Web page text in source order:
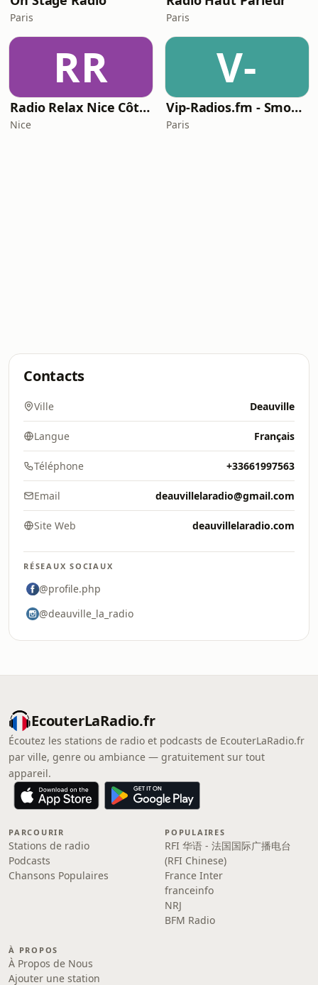
Paris Paris
RR
Radio Relax Nice Côte d'Azur
Nice
V-
Vip-Radios.fm - Smooth Jazz Lounge
Paris
Contacts
Ville Deauville
Langue Français
Téléphone +33661997563
Email deauvillelaradio@gmail.com
Site Web deauvillelaradio.com
RÉSEAUX SOCIAUX
@profile.php
@deauville_la_radio
EcouterLaRadio.fr
Écoutez les stations de radio et podcasts de EcouterLaRadio.fr
par ville, genre ou ambiance — gratuitement sur tout
appareil.
PARCOURIR
Stations de radio
Podcasts
Chansons Populaires
POPULAIRES
RFI 华语 - 法国国际广播电台
(RFI Chinese)
France Inter
franceinfo
NRJ
BFM Radio
À PROPOS
À Propos de Nous
Ajouter une station